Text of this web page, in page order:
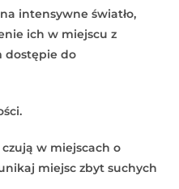
intensywne światło,
ich w miejscu z
dostępie do
w miejscach o
miejsc zbyt suchych